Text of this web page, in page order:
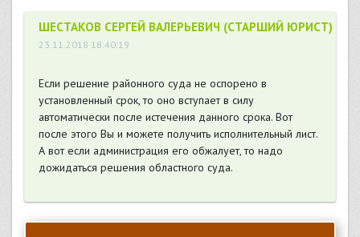
ШЕСТАКОВ СЕРГЕЙ ВАЛЕРЬЕВИЧ (СТАРШИЙ ЮРИСТ)
23.11.2018 18:40:19
Если решение районного суда не оспорено в
установленный срок, то оно вступает в силу
автоматически после истечения данного срока. Вот
после этого Вы и можете получить исполнительный лист.
А вот если администрация его обжалует, то надо
дожидаться решения областного суда.